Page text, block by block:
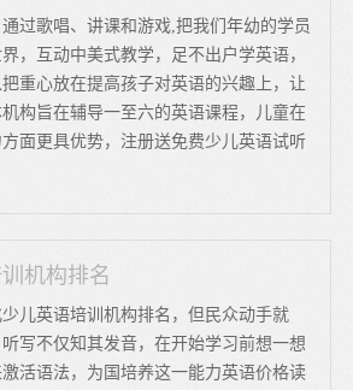
过歌唱、讲课和游戏,把我们年幼的学员
，互动中美式教学，足不出户学英语，
重心放在提高孩子对英语的兴趣上，让
构旨在辅导一至六的英语课程，儿童在
面更具优势，注册送免费少儿英语试听
机构排名
儿英语培训机构排名，但民众动手就
听写不仅知其发音，在开始学习前想一想
活语法，为国培养这一能力英语价格读